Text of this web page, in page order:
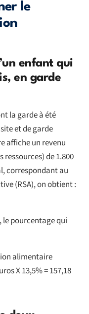
le
enfant qui
en garde
la garde à été
et de garde
affiche un revenu
de 1.800
correspondant au
(RSA), on obtient :
le pourcentage qui
alimentaire
X 13,5% = 157,18